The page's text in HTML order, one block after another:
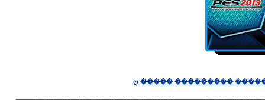
ღ ����� ���������